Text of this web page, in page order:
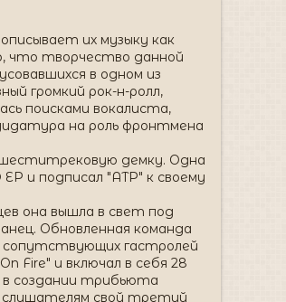
их музыку как
что творчество данной
в одном из
громкий рок-н-ролл,
поисками вокалиста,
на роль фронтмена
шеститрековую демку. Одна
и подписал "ATP" к своему
она вышла в свет под
Обновленная команда
сопутствующих гастролей
Fire" и включал в себя 28
в создании трибьюта
слушателям свой третий